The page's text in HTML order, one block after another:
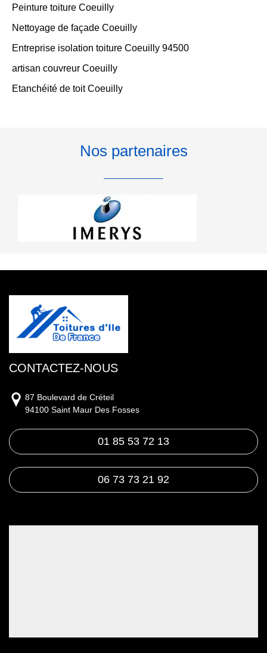
Peinture toiture Coeuilly
Nettoyage de façade Coeuilly
Entreprise isolation toiture Coeuilly 94500
artisan couvreur Coeuilly
Etanchéité de toit Coeuilly
Nos partenaires
CONTACTEZ-NOUS
87 Boulevard de Créteil
94100 Saint Maur Des Fosses
01 85 53 72 13
06 73 73 21 92